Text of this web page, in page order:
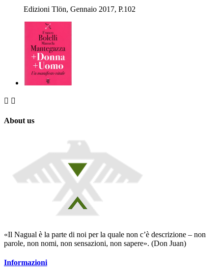
Edizioni Tlön, Gennaio 2017, P.102
 
About us
«Il Nagual è la parte di noi per la quale non c’è descrizione – non
parole, non nomi, non sensazioni, non sapere». (Don Juan)
Informazioni